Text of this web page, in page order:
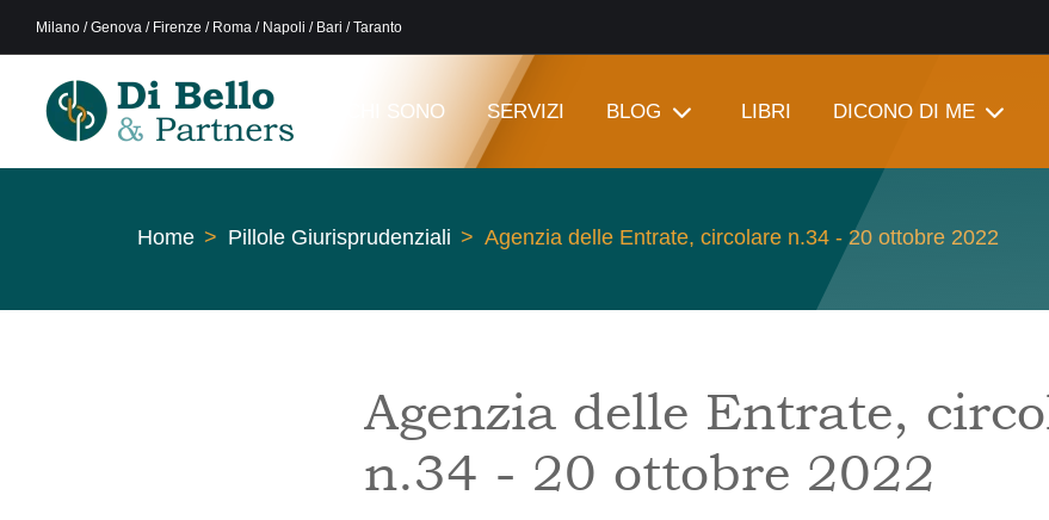
Milano / Genova / Firenze / Roma / Napoli / Bari / Taranto
CHI SONO SERVIZI BLOG LIBRI DICONO DI ME
Home Pillole Giurisprudenziali Agenzia delle Entrate, circolare n.34 - 20 ottobre 2022
Agenzia delle Entrate,
n.34 - 20 ottobre 2022